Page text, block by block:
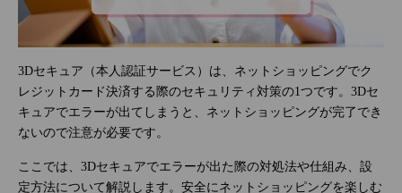
3Dセキュア（本人認証サービス）は、ネットショッピングでク
レジットカード決済する際のセキュリティ対策の1つです。3Dセ
キュアでエラーが出てしまうと、ネットショッピングが完了でき
ないので注意が必要です。
ここでは、3Dセキュアでエラーが出た際の対処法や仕組み、設
定方法について解説します。安全にネットショッピングを楽しむ